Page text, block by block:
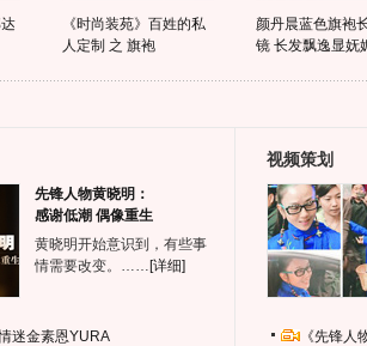
《时尚装苑》百姓的私
人定制 之 旗袍
颜丹晨蓝色旗袍
镜 长发飘逸显妩
先锋人物黄晓明：
感谢低潮 偶像重生
黄晓明开始意识到，有些事
情需要改变。…… [详细]
迷金素恩YURA
视频策划
《先锋